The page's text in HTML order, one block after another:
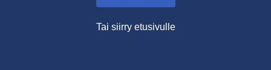
Tai siirry etusivulle